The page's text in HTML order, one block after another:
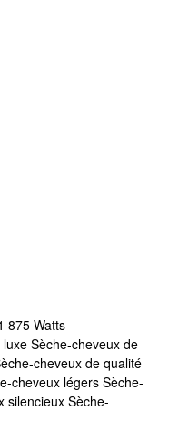
875 Watts
luxe Sèche-cheveux de
cheveux de qualité
cheveux légersSèche-
silencieux Sèche-